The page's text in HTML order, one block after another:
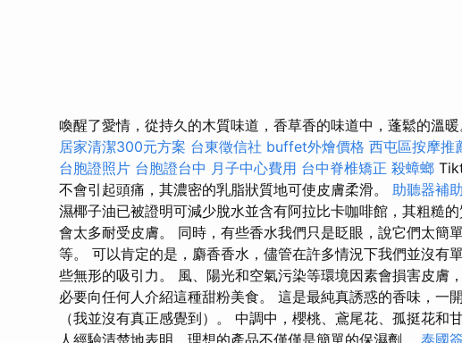
喚醒了愛情，從持久的木質味道，香草香的味道中，蓬鬆的溫暖
居家清潔300元方案 台東徵信社 buffet外燴價格 西屯區按摩推
台胞證照片 台胞證台中 月子中心費用 台中脊椎矯正 殺蟑螂
不會引起頭痛，其濃密的乳脂狀質地可使皮膚柔滑。 助聽器補助
濕椰子油已被證明可減少脫水並含有阿拉比卡咖啡館，其粗糙
會太多耐受皮膚。 同時，有些香水我們只是眨眼，說它們太簡
等。 可以肯定的是，麝香香水，儘管在許多情況下我們並沒有
些無形的吸引力。 風、陽光和空氣污染等環境因素會損害皮膚
必要向任何人介紹這種甜粉美食。 這是最純真誘惑的香味，一
（我並沒有真正感覺到）。 中調中，櫻桃、鳶尾花、孤挺花和
人經驗清楚地表明，理想的產品不僅僅是簡單的保濕劑。 泰國